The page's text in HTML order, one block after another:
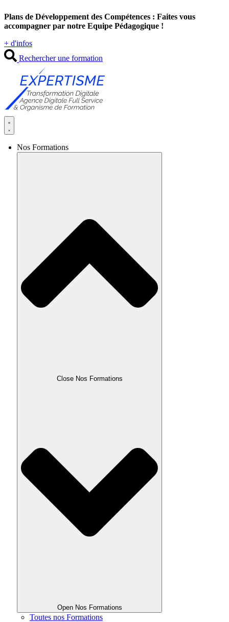
au
contenu
Plans de Développement des Compétences : Faites vous
accompagner par notre Equipe Pédagogique !
+ d'infos
Rechercher une formation
Nos Formations
Close Nos Formations
Open Nos Formations
Toutes nos Formations